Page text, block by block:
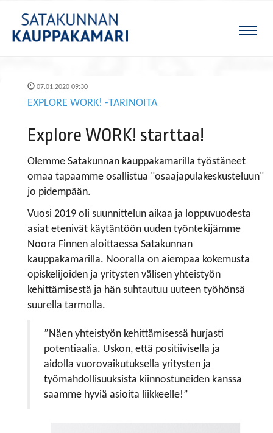
07.01.2020 09:30
EXPLORE WORK! -TARINOITA
Explore WORK! starttaa!
Olemme Satakunnan kauppakamarilla työstäneet
omaa tapaamme osallistua "osaajapulakeskusteluun"
jo pidempään.
Vuosi 2019 oli suunnittelun aikaa ja loppuvuodesta
asiat etenivät käytäntöön uuden työntekijämme
Noora Finnen aloittaessa Satakunnan
kauppakamarilla. Nooralla on aiempaa kokemusta
opiskelijoiden ja yritysten välisen yhteistyön
kehittämisestä ja hän suhtautuu uuteen työhönsä
suurella tarmolla.
”Näen yhteistyön kehittämisessä hurjasti
potentiaalia. Uskon, että positiivisella ja
aidolla vuorovaikutuksella yritysten ja
työmahdollisuuksista kiinnostuneiden kanssa
saamme hyviä asioita liikkeelle!”